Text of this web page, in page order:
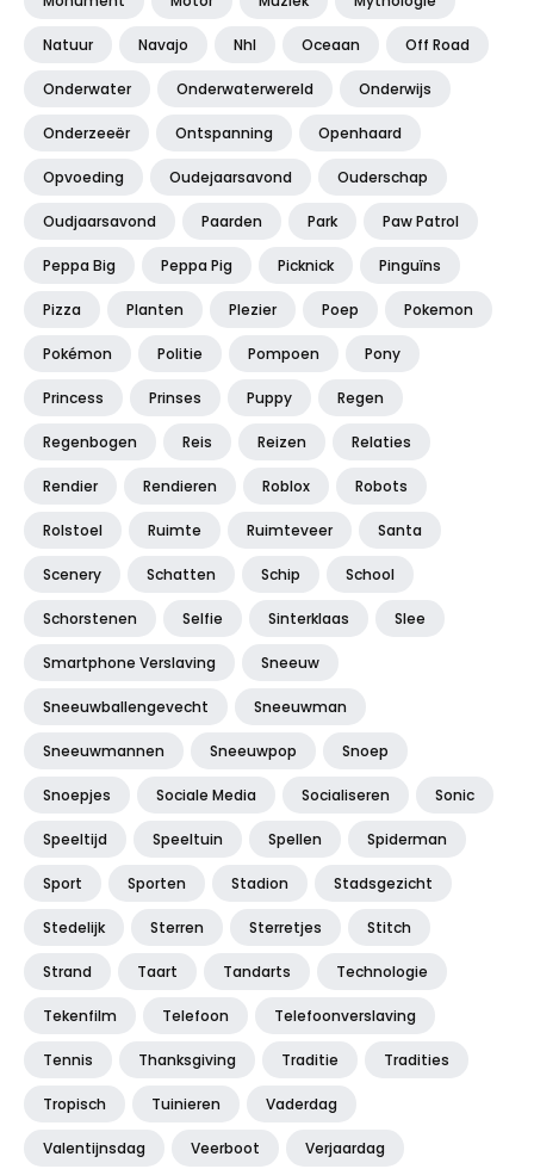
Natuur Navajo Nhl Oceaan Off Road
Onderwater Onderwaterwereld Onderwijs
Onderzeeër Ontspanning Openhaard
Opvoeding Oudejaarsavond Ouderschap
Oudjaarsavond Paarden Park Paw Patrol
Peppa Big Peppa Pig Picknick Pinguïns
Pizza Planten Plezier Poep Pokemon
Pokémon Politie Pompoen Pony
Princess Prinses Puppy Regen
Regenbogen Reis Reizen Relaties
Rendier Rendieren Roblox Robots
Rolstoel Ruimte Ruimteveer Santa
Scenery Schatten Schip School
Schorstenen Selfie Sinterklaas Slee
Smartphone Verslaving Sneeuw
Sneeuwballengevecht Sneeuwman
Sneeuwmannen Sneeuwpop Snoep
Snoepjes Sociale Media Socialiseren Sonic
Speeltijd Speeltuin Spellen Spiderman
Sport Sporten Stadion Stadsgezicht
Stedelijk Sterren Sterretjes Stitch
Strand Taart Tandarts Technologie
Tekenfilm Telefoon Telefoonverslaving
Tennis Thanksgiving Traditie Tradities
Tropisch Tuinieren Vaderdag
Valentijnsdag Veerboot Verjaardag